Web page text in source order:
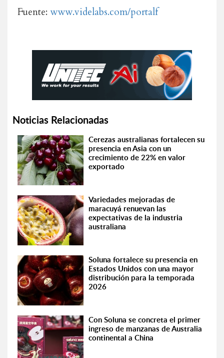
Fuente: www.videlabs.com/portalf
Noticias Relacionadas
Cerezas australianas fortalecen su
presencia en Asia con un
crecimiento de 22% en valor
exportado
Variedades mejoradas de
maracuyá renuevan las
expectativas de la industria
australiana
Soluna fortalece su presencia en
Estados Unidos con una mayor
distribución para la temporada
2026
Con Soluna se concreta el primer
ingreso de manzanas de Australia
continental a China